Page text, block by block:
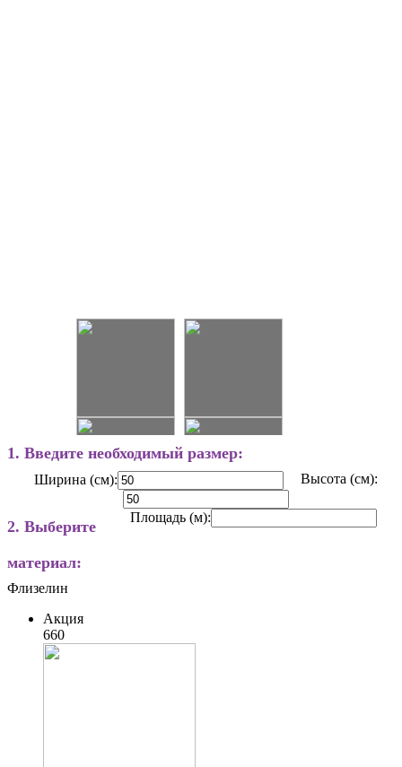
1. Введите необходимый размер:
Ширина (см): Высота (см):
Площадь (м):
2. Выберите
материал:
Флизелин
Акция
660